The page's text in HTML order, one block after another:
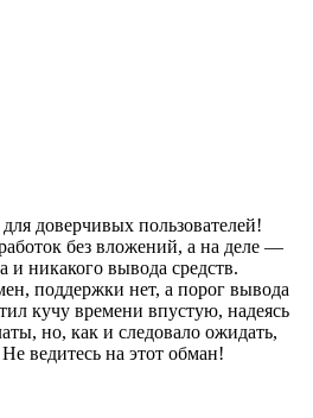
доверчивых пользователей!
без вложений, а на деле —
и никакого вывода средств.
поддержки нет, а порог вывода
кучу времени впустую, надеясь
но, как и следовало ожидать,
ведитесь на этот обман!